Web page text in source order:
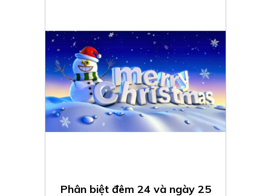
Phân biệt đêm 24 và ngày 25